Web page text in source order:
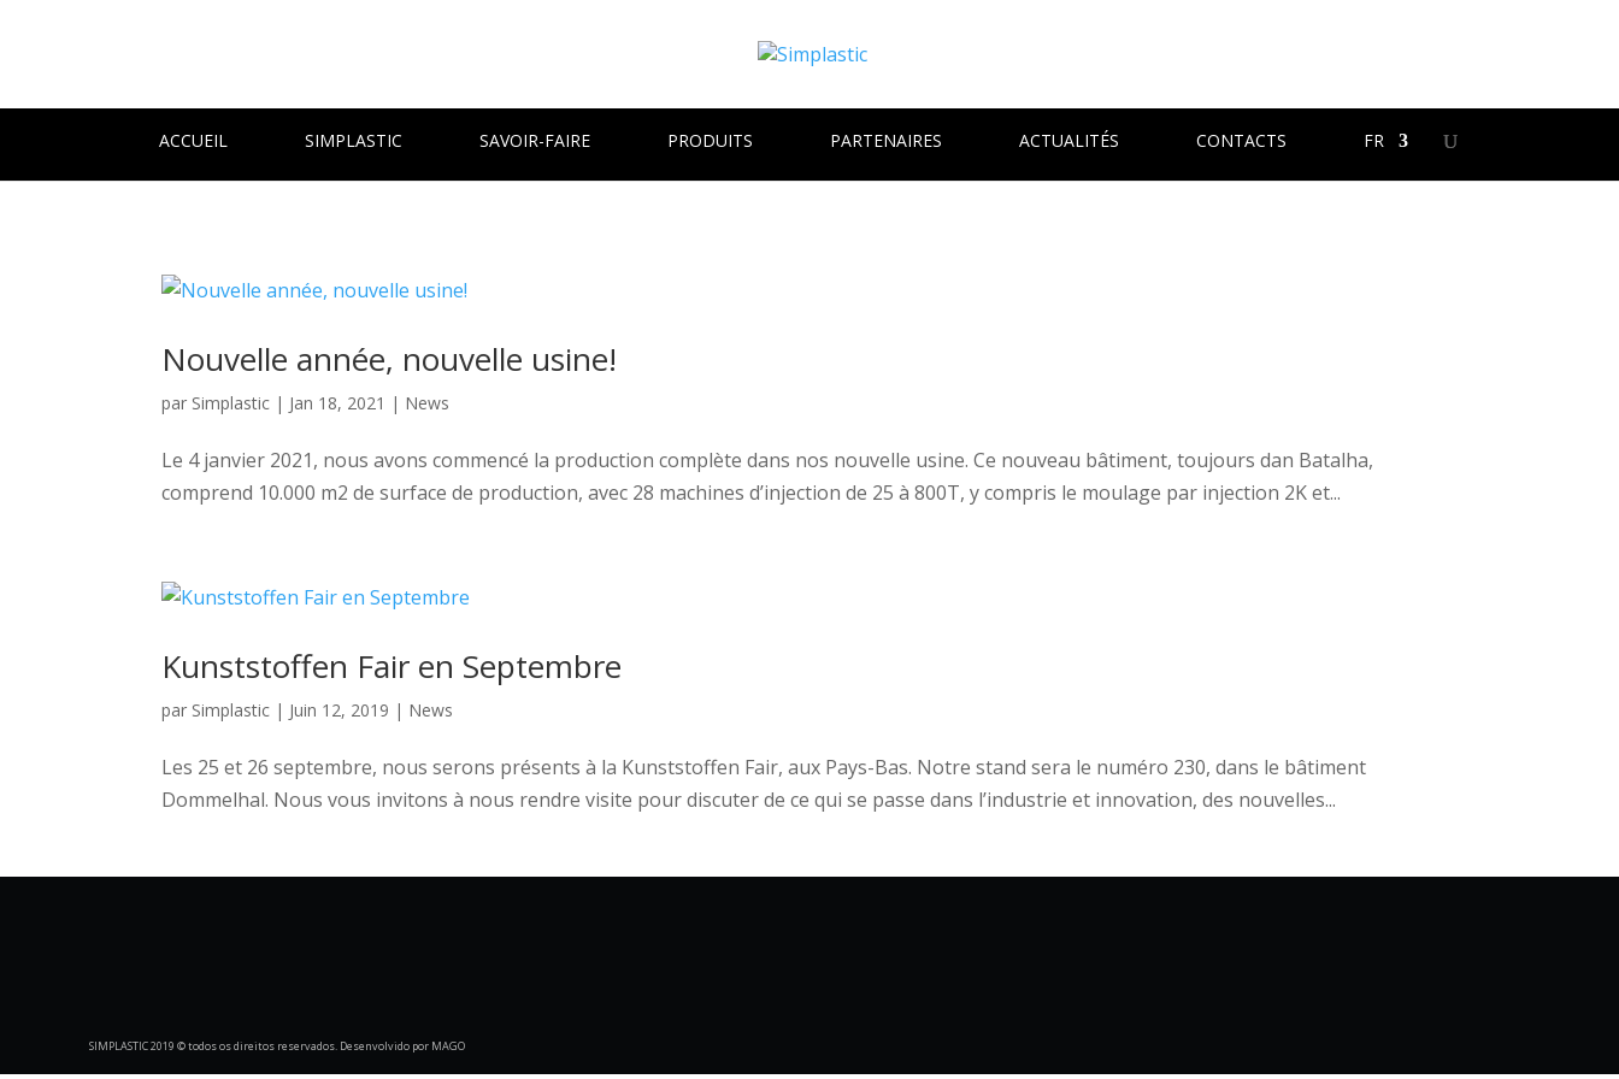
ACCUEIL SIMPLASTIC SAVOIR-FAIRE PRODUITS PARTENAIRES ACTUALITÉS CONTACTS FR
Nouvelle année, nouvelle usine!
par Simplastic | Jan 18, 2021 | News
Le 4 janvier 2021, nous avons commencé la production complète dans nos nouvelle usine. Ce nouveau bâtiment, toujours dan Batalha,
comprend 10.000 m2 de surface de production, avec 28 machines d’injection de 25 à 800T, y compris le moulage par injection 2K et...
Kunststoffen Fair en Septembre
par Simplastic | Juin 12, 2019 | News
Les 25 et 26 septembre, nous serons présents à la Kunststoffen Fair, aux Pays-Bas. Notre stand sera le numéro 230, dans le bâtiment
Dommelhal. Nous vous invitons à nous rendre visite pour discuter de ce qui se passe dans l’industrie et innovation, des nouvelles...
SIMPLASTIC 2019 © todos os direitos reservados. Desenvolvido por MAGO